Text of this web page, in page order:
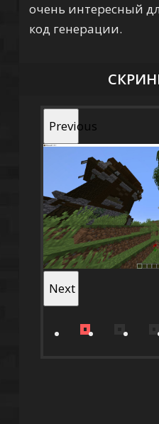
очень интересный
код генерации.
Previous
Next